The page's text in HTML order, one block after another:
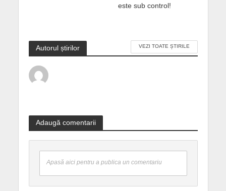
este sub control!
Autorul știrilor VEZI TOATE ȘTIRILE
Adaugă comentarii
Apasă aici pentru a publica un comentariu